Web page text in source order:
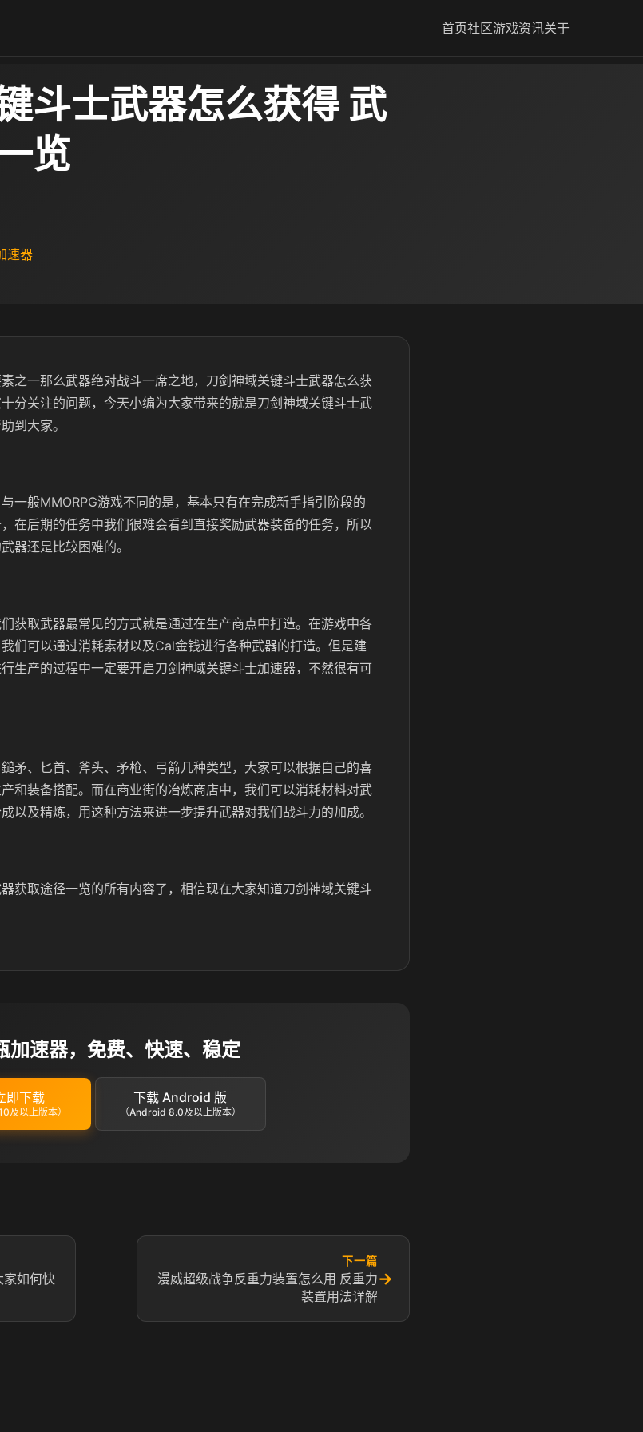
首页社区游戏资讯关于
斗士武器怎么获得 武
览
速器
之一那么武器绝对战斗一席之地，刀剑神域关键斗士武器怎么获
分关注的问题，今天小编为大家带来的就是刀剑神域关键斗士武
到大家。
一般MMORPG游戏不同的是，基本只有在完成新手指引阶段的
在后期的任务中我们很难会看到直接奖励武器装备的任务，所以
器还是比较困难的。
获取武器最常见的方式就是通过在生产商点中打造。在游戏中各
们可以通过消耗素材以及Cal金钱进行各种武器的打造。但是建
生产的过程中一定要开启刀剑神域关键斗士加速器，不然很有可
矛、匕首、斧头、矛枪、弓箭几种类型，大家可以根据自己的喜
和装备搭配。而在商业街的冶炼商店中，我们可以消耗材料对武
以及精炼，用这种方法来进一步提升武器对我们战斗力的加成。
获取途径一览的所有内容了，相信现在大家知道刀剑神域关键斗
加速器，免费、快速、稳定
即下载
及以上版本）
下载 Android 版
（Android 8.0及以上版本）
家如何快
下一篇
漫威超级战争反重力装置怎么用 反重力
装置用法详解
→